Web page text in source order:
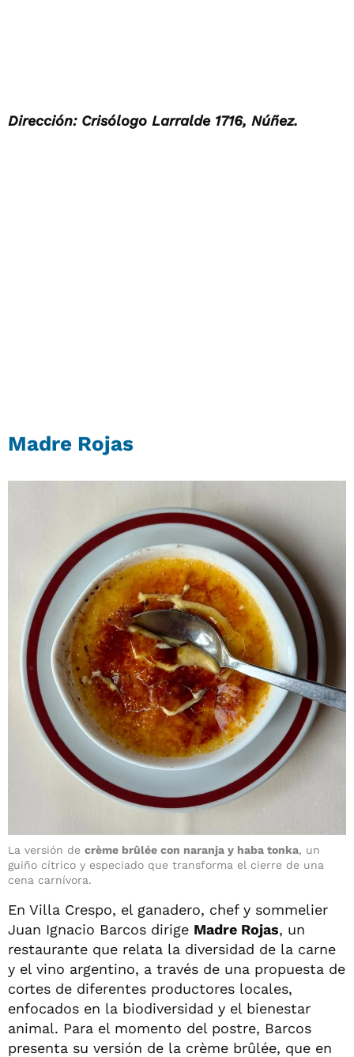
Dirección: Crisólogo Larralde 1716, Núñez.
Madre Rojas
La versión de crème brûlée con naranja y haba tonka, un
guiño cítrico y especiado que transforma el cierre de una
cena carnívora.
En Villa Crespo, el ganadero, chef y sommelier
Juan Ignacio Barcos dirige Madre Rojas, un
restaurante que relata la diversidad de la carne
y el vino argentino, a través de una propuesta de
cortes de diferentes productores locales,
enfocados en la biodiversidad y el bienestar
animal. Para el momento del postre, Barcos
presenta su versión de la crème brûlée, que en